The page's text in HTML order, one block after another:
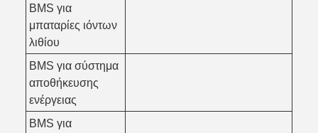
BMS για
μπαταρίες ιόντων
λιθίου
BMS για σύστημα
αποθήκευσης
ενέργειας
BMS για